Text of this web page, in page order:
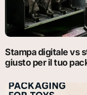
Stampa digitale vs
giusto per il tuo